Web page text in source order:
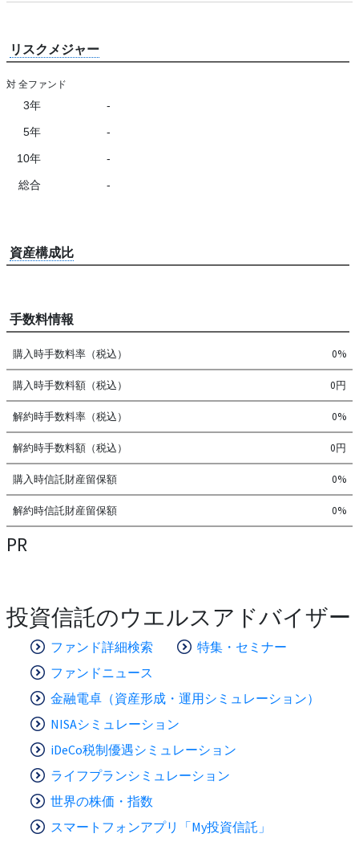
リスクメジャー
対 全ファンド
3年 -
5年 -
10年 -
総合 -
資産構成比
手数料情報
購入時手数料率（税込） 0%
購入時手数料額（税込） 0円
解約時手数料率（税込） 0%
解約時手数料額（税込） 0円
購入時信託財産留保額 0%
解約時信託財産留保額 0%
PR
投資信託のウエルスアドバイザー
ファンド詳細検索
特集・セミナー
ファンドニュース
金融電卓（資産形成・運用シミュレーション）
NISAシミュレーション
iDeCo税制優遇シミュレーション
ライフプランシミュレーション
世界の株価・指数
スマートフォンアプリ「My投資信託」